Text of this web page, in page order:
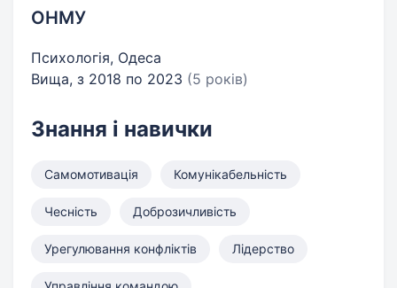
ОНМУ
Психологія, Одеса
Вища, з 2018 по 2023 (5 років)
Знання і навички
Самомотивація Комунікабельність
Чесність Доброзичливість
Урегулювання конфліктів Лідерство